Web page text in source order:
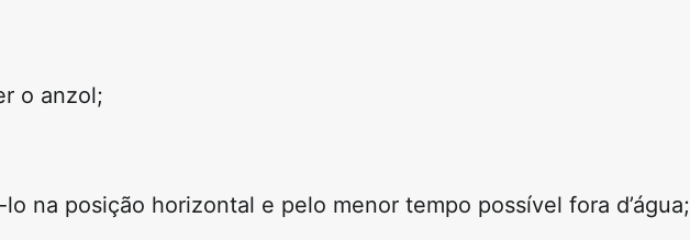
o anzol;
lo na posição horizontal e pelo menor tempo possível fora d’água;